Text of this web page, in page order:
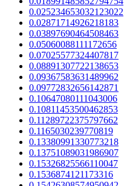
0.025234653032123022
0.02871714926218183
0.03897690464508463
0.05060088111172656
0.07025577324407817
0.08891307722138653
0.09367583631489962
0.09772832656142871
0.10647080111043006
0.10811453500462853
0.11289722375797662
0.1165030239770819
0.13380991330773218
0.13751089031986907
0.15326825566110047
0.1536874121173316